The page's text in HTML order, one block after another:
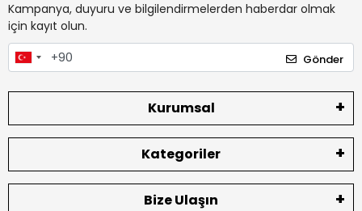
Kampanya, duyuru ve bilgilendirmelerden haberdar olmak
için kayıt olun.
Gönder
Kurumsal
Kategoriler
Bize Ulaşın